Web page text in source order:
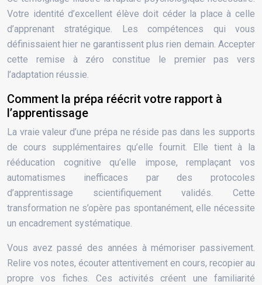
Votre identité d’excellent élève doit céder la place à celle
d’apprenant stratégique. Les compétences qui vous
définissaient hier ne garantissent plus rien demain. Accepter
cette remise à zéro constitue le premier pas vers
l’adaptation réussie.
Comment la prépa réécrit votre rapport à
l’apprentissage
La vraie valeur d’une prépa ne réside pas dans les supports
de cours supplémentaires qu’elle fournit. Elle tient à la
rééducation cognitive qu’elle impose, remplaçant vos
automatismes inefficaces par des protocoles
d’apprentissage scientifiquement validés. Cette
transformation ne s’opère pas spontanément, elle nécessite
un encadrement systématique.
Vous avez passé des années à mémoriser passivement.
Relire vos notes, écouter attentivement en cours, recopier au
propre vos fiches. Ces activités créent une familiarité